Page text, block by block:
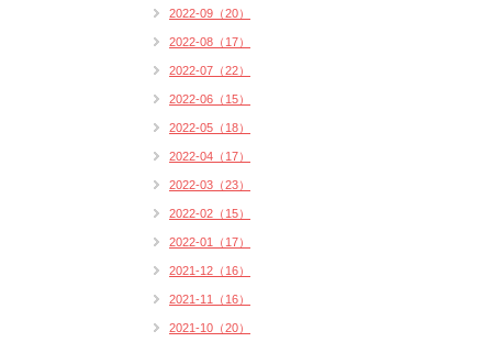
2022-09（20）
2022-08（17）
2022-07（22）
2022-06（15）
2022-05（18）
2022-04（17）
2022-03（23）
2022-02（15）
2022-01（17）
2021-12（16）
2021-11（16）
2021-10（20）